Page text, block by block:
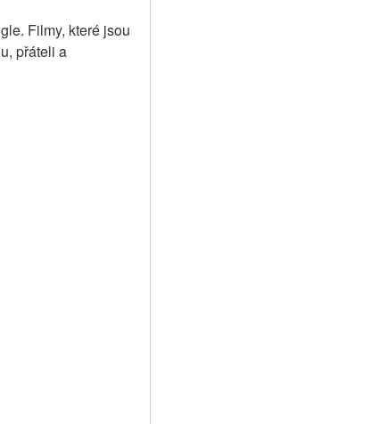
Filmy, které jsou
přáteli a